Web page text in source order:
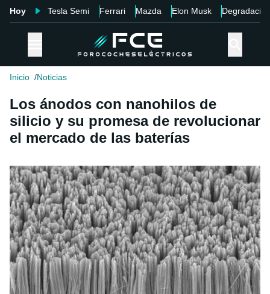
Hoy Tesla Semi Ferrari Mazda Elon Musk Degradación
Inicio Noticias
Los ánodos con nanohilos de
silicio y su promesa de revolucionar
el mercado de las baterías